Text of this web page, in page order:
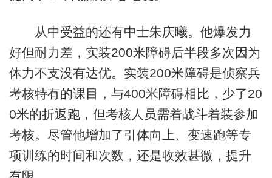
从中受益的还有中士朱庆曦。他爆发力
好但耐力差，实装200米障碍后半段多次因为
体力不支没有达优。实装200米障碍是侦察兵
考核特有的课目，与400米障碍相比，少了20
0米的折返跑，但考核人员需着战斗着装参加
考核。尽管他增加了引体向上、变速跑等专
项训练的时间和次数，还是收效甚微，提升